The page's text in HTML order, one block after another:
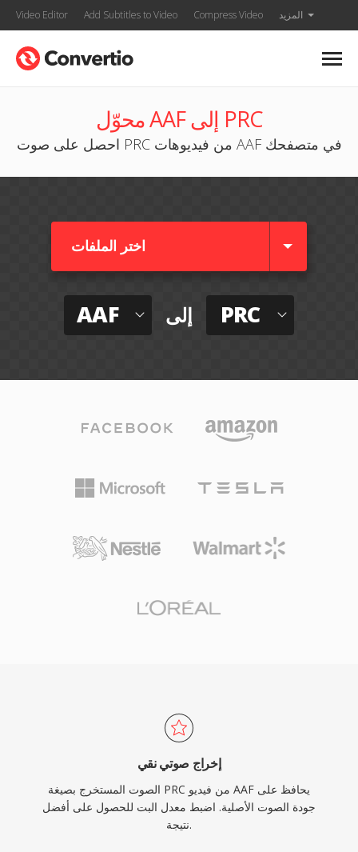
Video Editor Add Subtitles to Video Compress Video المزيد
محوّل AAF إلى PRC
احصل على صوت PRC من فيديوهات AAF في متصفحك
اختر الملفات
AAF إلى PRC
إخراج صوتي نقي
الصوت المستخرج بصيغة PRC من فيديو AAF يحافظ على
جودة الصوت الأصلية. اضبط معدل البت للحصول على أفضل
نتيجة.